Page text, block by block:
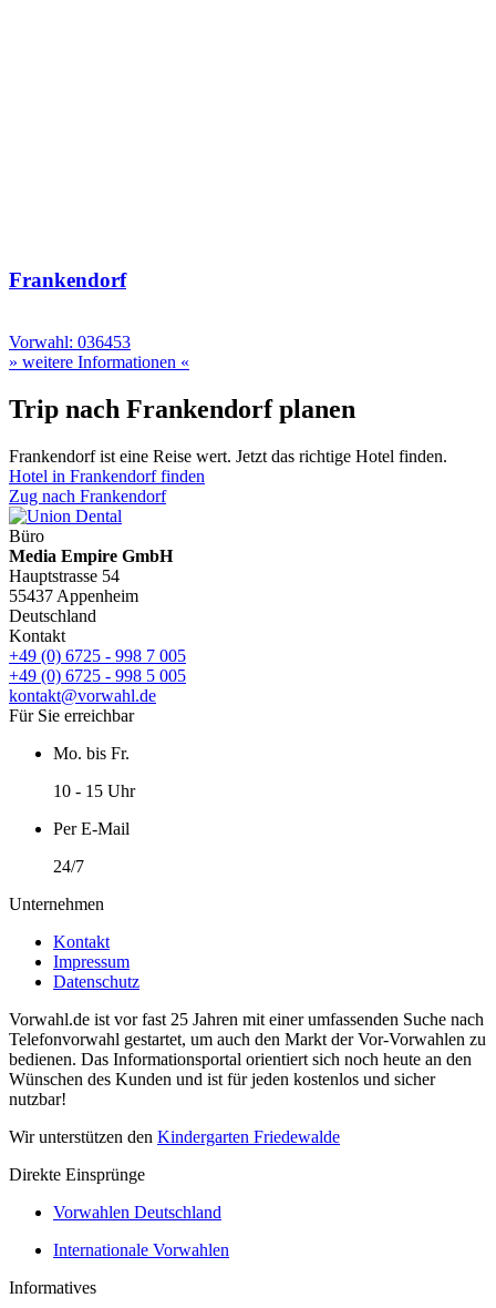
Frankendorf
Vorwahl: 036453
» weitere Informationen «
Trip nach Frankendorf planen
Frankendorf ist eine Reise wert. Jetzt das richtige Hotel finden.
Hotel in Frankendorf finden
Zug nach Frankendorf
Büro
Media Empire GmbH
Hauptstrasse 54
55437 Appenheim
Deutschland
Kontakt
+49 (0) 6725 - 998 7 005
+49 (0) 6725 - 998 5 005
kontakt@vorwahl.de
Für Sie erreichbar
Mo. bis Fr.
10 - 15 Uhr
Per E-Mail
24/7
Unternehmen
Kontakt
Impressum
Datenschutz
Vorwahl.de ist vor fast 25 Jahren mit einer umfassenden Suche nach
Telefonvorwahl gestartet, um auch den Markt der Vor-Vorwahlen zu
bedienen. Das Informationsportal orientiert sich noch heute an den
Wünschen des Kunden und ist für jeden kostenlos und sicher
nutzbar!
Wir unterstützen den Kindergarten Friedewalde
Direkte Einsprünge
Vorwahlen Deutschland
Internationale Vorwahlen
Informatives